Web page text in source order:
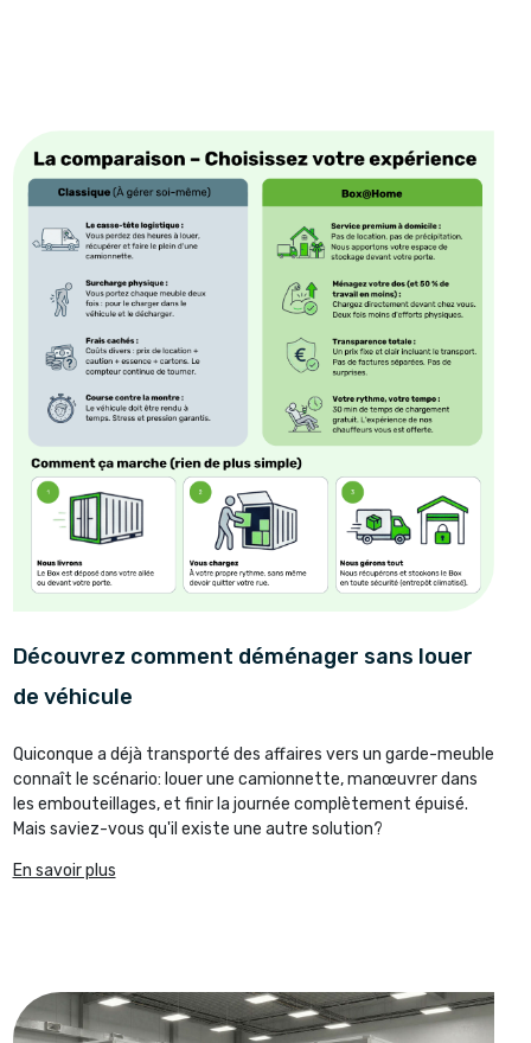
Découvrez comment déménager sans louer
de véhicule
Quiconque a déjà transporté des affaires vers un garde-meuble
connaît le scénario: louer une camionnette, manœuvrer dans
les embouteillages, et finir la journée complètement épuisé.
Mais saviez-vous qu'il existe une autre solution?
En savoir plus